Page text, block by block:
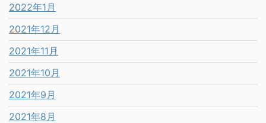
2022年1月
2021年12月
2021年11月
2021年10月
2021年9月
2021年8月